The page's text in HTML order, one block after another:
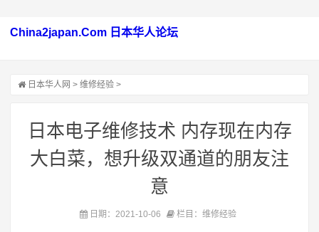
China2japan.Com 日本华人论坛
日本华人网 > 维修经验 >
日本电子维修技术 内存现在内存
大白菜，想升级双通道的朋友注
意
日期：2021-10-06 栏目：维修经验